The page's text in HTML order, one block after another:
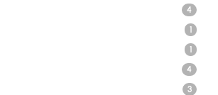
4
1
1
4
3